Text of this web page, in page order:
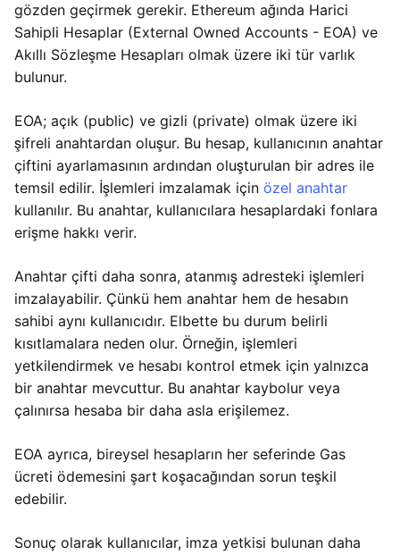
gözden geçirmek gerekir. Ethereum ağında Harici
Sahipli Hesaplar (External Owned Accounts - EOA) ve
Akıllı Sözleşme Hesapları olmak üzere iki tür varlık
bulunur.
EOA; açık (public) ve gizli (private) olmak üzere iki
şifreli anahtardan oluşur. Bu hesap, kullanıcının anahtar
çiftini ayarlamasının ardından oluşturulan bir adres ile
temsil edilir. İşlemleri imzalamak için özel anahtar
kullanılır. Bu anahtar, kullanıcılara hesaplardaki fonlara
erişme hakkı verir.
Anahtar çifti daha sonra, atanmış adresteki işlemleri
imzalayabilir. Çünkü hem anahtar hem de hesabın
sahibi aynı kullanıcıdır. Elbette bu durum belirli
kısıtlamalara neden olur. Örneğin, işlemleri
yetkilendirmek ve hesabı kontrol etmek için yalnızca
bir anahtar mevcuttur. Bu anahtar kaybolur veya
çalınırsa hesaba bir daha asla erişilemez.
EOA ayrıca, bireysel hesapların her seferinde Gas
ücreti ödemesini şart koşacağından sorun teşkil
edebilir.
Sonuç olarak kullanıcılar, imza yetkisi bulunan daha